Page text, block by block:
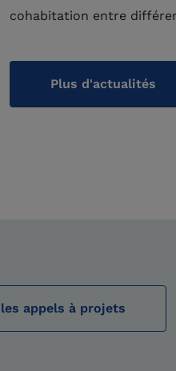
cohabitation entre
Plus d'actualités
appels à projets